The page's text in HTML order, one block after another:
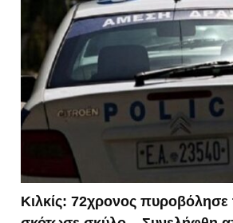
Κιλκίς: 72χρονος πυροβόλησε